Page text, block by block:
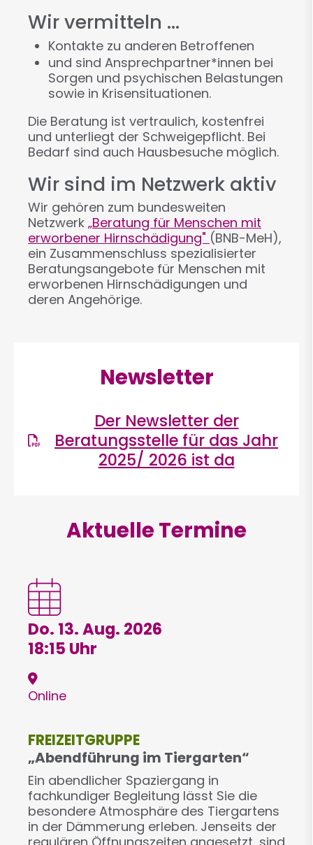
Wir vermitteln ...
Kontakte zu anderen Betroffenen
und sind Ansprechpartner*innen bei
Sorgen und psychischen Belastungen
sowie in Krisensituationen.
Die Beratung ist vertraulich, kostenfrei
und unterliegt der Schweigepflicht. Bei
Bedarf sind auch Hausbesuche möglich.
Wir sind im Netzwerk aktiv
Wir gehören zum bundesweiten
Netzwerk „Beratung für Menschen mit
erworbener Hirnschädigung" (BNB-MeH),
ein Zusammenschluss spezialisierter
Beratungsangebote für Menschen mit
erworbenen Hirnschädigungen und
deren Angehörige.
Newsletter
Der Newsletter der
Beratungsstelle für das Jahr
2025/ 2026 ist da
Aktuelle Termine
Do. 13. Aug. 2026
18:15 Uhr
Online
FREIZEITGRUPPE
„Abendführung im Tiergarten“
Ein abendlicher Spaziergang in
fachkundiger Begleitung lässt Sie die
besondere Atmosphäre des Tiergartens
in der Dämmerung erleben. Jenseits der
regulären Öffnungszeiten angesetzt, sind